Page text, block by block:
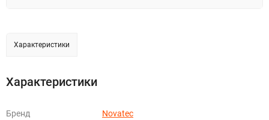
Характеристики
Характеристики
Бренд Novatec